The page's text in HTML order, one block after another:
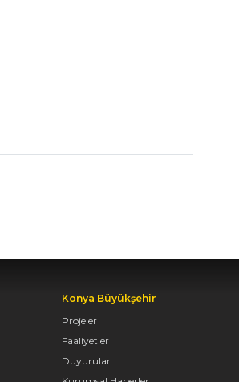
Konya Büyükşehir
Projeler
Faaliyetler
Duyurular